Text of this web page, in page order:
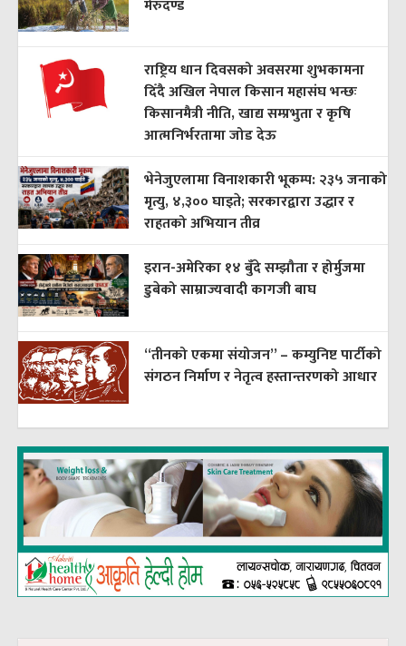
मेरुदण्ड
राष्ट्रिय धान दिवसको अवसरमा शुभकामना
दिँदै अखिल नेपाल किसान महासंघ भन्छः
किसानमैत्री नीति, खाद्य सम्प्रभुता र कृषि
आत्मनिर्भरतामा जोड देऊ
भेनेजुएलामा विनाशकारी भूकम्प: २३५ जनाको
मृत्यु, ४,३०० घाइते; सरकारद्वारा उद्धार र
राहतको अभियान तीव्र
इरान-अमेरिका १४ बुँदे सम्झौता र होर्मुजमा
डुबेको साम्राज्यवादी कागजी बाघ
“तीनको एकमा संयोजन” – कम्युनिष्ट पार्टीको
संगठन निर्माण र नेतृत्व हस्तान्तरणको आधार